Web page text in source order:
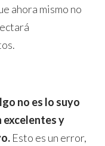
ahora mismo no
no es lo suyo
excelentes y
Esto es un error,